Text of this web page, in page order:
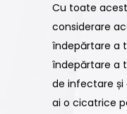
Cu toate
considerare
îndepărtare a
îndepărtare a
de infectare și
ai o cicatrice